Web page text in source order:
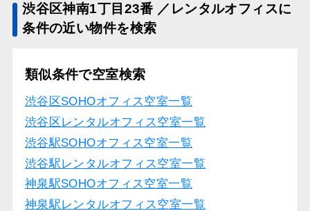
渋谷区神南1丁目23番 ／レンタルオフィスに
条件の近い物件を検索
類似条件で空室検索
渋谷区SOHOオフィス空室一覧
渋谷区レンタルオフィス空室一覧
渋谷駅SOHOオフィス空室一覧
渋谷駅レンタルオフィス空室一覧
神泉駅SOHOオフィス空室一覧
神泉駅レンタルオフィス空室一覧